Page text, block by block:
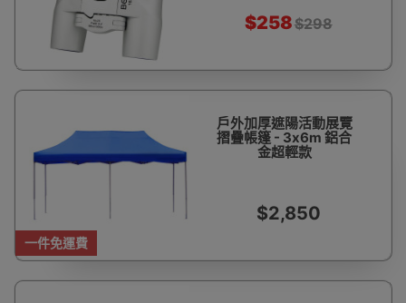
$258$298
一件免運費
戶外加厚遮陽活動展覽
摺疊帳篷 - 3x6m 鋁合
金超輕款
$2,850